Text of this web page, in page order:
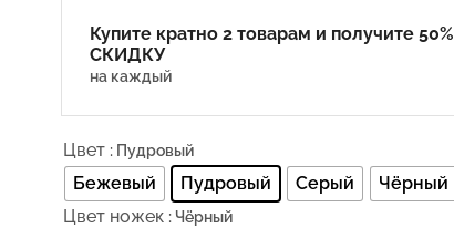
Купите кратно 2 товарам и получите 50%
СКИДКУ
на каждый
Цвет : Пудровый
Бежевый Пудровый Серый Чёрный
Цвет ножек : Чёрный